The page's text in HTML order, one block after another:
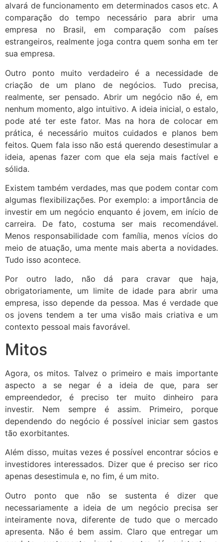
alvará de funcionamento em determinados casos etc. A
comparação do tempo necessário para abrir uma
empresa no Brasil, em comparação com países
estrangeiros, realmente joga contra quem sonha em ter
sua empresa.
Outro ponto muito verdadeiro é a necessidade de
criação de um plano de negócios. Tudo precisa,
realmente, ser pensado. Abrir um negócio não é, em
nenhum momento, algo intuitivo. A ideia inicial, o estalo,
pode até ter este fator. Mas na hora de colocar em
prática, é necessário muitos cuidados e planos bem
feitos. Quem fala isso não está querendo desestimular a
ideia, apenas fazer com que ela seja mais factível e
sólida.
Existem também verdades, mas que podem contar com
algumas flexibilizações. Por exemplo: a importância de
investir em um negócio enquanto é jovem, em início de
carreira. De fato, costuma ser mais recomendável.
Menos responsabilidade com família, menos vícios do
meio de atuação, uma mente mais aberta a novidades.
Tudo isso acontece.
Por outro lado, não dá para cravar que haja,
obrigatoriamente, um limite de idade para abrir uma
empresa, isso depende da pessoa. Mas é verdade que
os jovens tendem a ter uma visão mais criativa e um
contexto pessoal mais favorável.
Mitos
Agora, os mitos. Talvez o primeiro e mais importante
aspecto a se negar é a ideia de que, para ser
empreendedor, é preciso ter muito dinheiro para
investir. Nem sempre é assim. Primeiro, porque
dependendo do negócio é possível iniciar sem gastos
tão exorbitantes.
Além disso, muitas vezes é possível encontrar sócios e
investidores interessados. Dizer que é preciso ser rico
apenas desestimula e, no fim, é um mito.
Outro ponto que não se sustenta é dizer que
necessariamente a ideia de um negócio precisa ser
inteiramente nova, diferente de tudo que o mercado
apresenta. Não é bem assim. Claro que entregar um